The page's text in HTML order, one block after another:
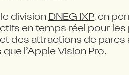
division DNEG IXP, en
en temps réel pour les
des attractions de parcs
l’Apple Vision Pro.